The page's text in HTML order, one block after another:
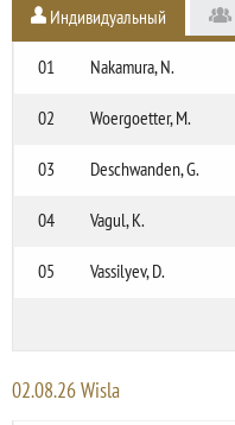
Индивидуальный
01 Nakamura, N.
02 Woergoetter, M.
03 Deschwanden, G.
04 Vagul, K.
05 Vassilyev, D.
02.08.26 Wisla